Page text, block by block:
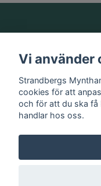
Information
Sociala medier
© 2026
Vi använder
Strandbergs
cookies för att
och för att du ska få
handlar hos oss.